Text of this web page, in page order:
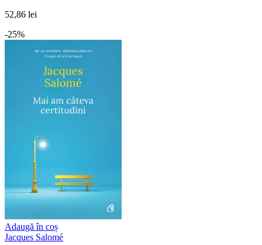
52,86 lei
-25%
Adaugă în coș
Jacques Salomé